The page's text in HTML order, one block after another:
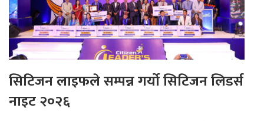
सिटिजन लाइफले सम्पन्न गर्यो सिटिजन लिडर्स
नाइट २०२६